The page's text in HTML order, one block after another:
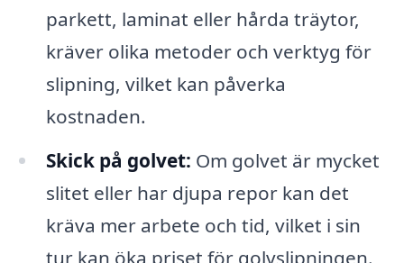
parkett, laminat eller hårda träytor,
kräver olika metoder och verktyg för
slipning, vilket kan påverka
kostnaden.
Skick på golvet: Om golvet är mycket
slitet eller har djupa repor kan det
kräva mer arbete och tid, vilket i sin